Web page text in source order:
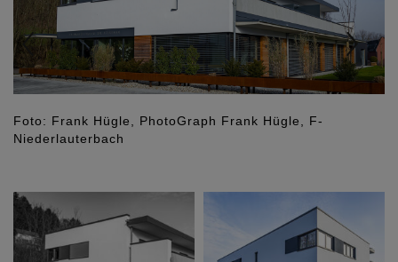
Foto: Frank Hügle, PhotoGraph Frank Hügle, F-
Niederlauterbach